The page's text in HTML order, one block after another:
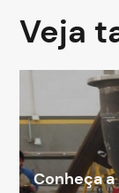
Veja
Conheça